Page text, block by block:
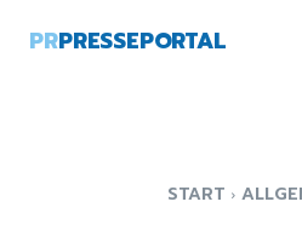
PRPRESSEPORTAL
START